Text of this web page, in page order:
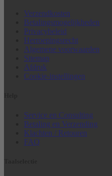
Verzendkosten
Betalingsmogelijkheden
Privacybeleid
Herroepingsrecht
Algemene voorwaarden
Sitemap
Afdruk
Cookie-instellingen
Service en Consulting
Betaling en Verzending
Klachten / Retouren
FAQ